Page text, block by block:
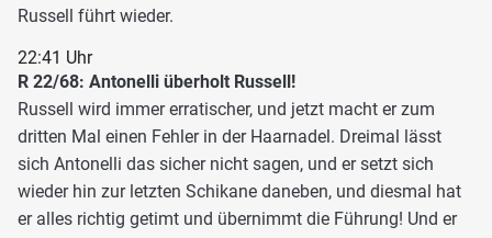
Russell führt wieder.
22:41 Uhr
R 22/68: Antonelli überholt Russell!
Russell wird immer erratischer, und jetzt macht er zum
dritten Mal einen Fehler in der Haarnadel. Dreimal lässt
sich Antonelli das sicher nicht sagen, und er setzt sich
wieder hin zur letzten Schikane daneben, und diesmal hat
er alles richtig getimt und übernimmt die Führung! Und er